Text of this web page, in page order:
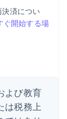
済につい
ぐ開始する場
よび教育
は税務上